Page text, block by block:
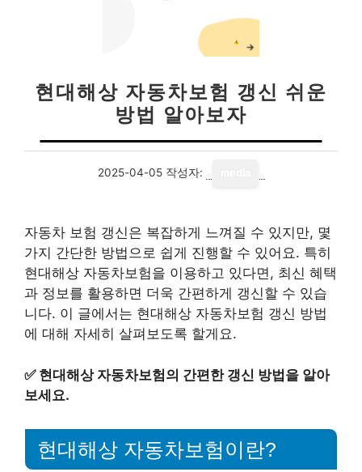
현대해상 자동차보험 갱신 쉬운
방법 알아보자
2025-04-05 작성자:
자동차 보험 갱신은 복잡하게 느껴질 수 있지만, 몇
가지 간단한 방법으로 쉽게 진행할 수 있어요. 특히
현대해상 자동차보험을 이용하고 있다면, 최신 혜택
과 정보를 활용하면 더욱 간편하게 갱신할 수 있습
니다. 이 글에서는 현대해상 자동차보험 갱신 방법
에 대해 자세히 살펴보도록 할게요.
✅ 현대해상 자동차보험의 간편한 갱신 방법을 알아
보세요.
현대해상 자동차보험이란?